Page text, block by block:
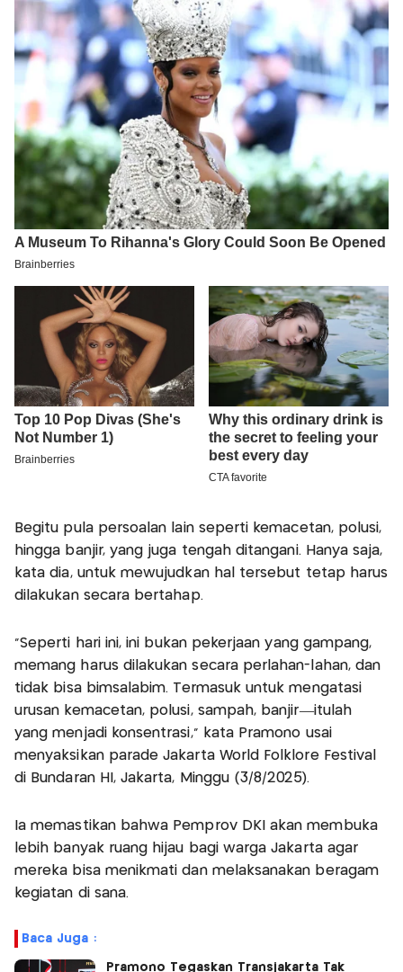
Begitu pula persoalan lain seperti kemacetan, polusi,
hingga banjir, yang juga tengah ditangani. Hanya saja,
kata dia, untuk mewujudkan hal tersebut tetap harus
dilakukan secara bertahap.
"Seperti hari ini, ini bukan pekerjaan yang gampang,
memang harus dilakukan secara perlahan-lahan, dan
tidak bisa bimsalabim. Termasuk untuk mengatasi
urusan kemacetan, polusi, sampah, banjir—itulah
yang menjadi konsentrasi," kata Pramono usai
menyaksikan parade Jakarta World Folklore Festival
di Bundaran HI, Jakarta, Minggu (3/8/2025).
Ia memastikan bahwa Pemprov DKI akan membuka
lebih banyak ruang hijau bagi warga Jakarta agar
mereka bisa menikmati dan melaksanakan beragam
kegiatan di sana.
Baca Juga :
Pramono Tegaskan Transjakarta Tak